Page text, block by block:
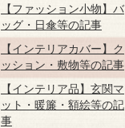
【ファッション小物】バ
ッグ・日傘等の記事
【インテリアカバー】ク
ッション・敷物等の記事
【インテリア品】玄関マ
ット・暖簾・額絵等の記
事